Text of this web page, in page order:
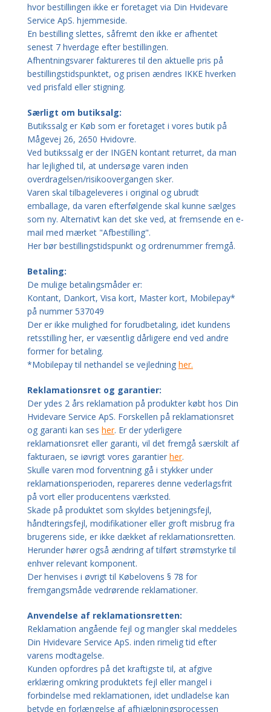
hvor bestillingen ikke er foretaget via Din Hvidevare
Service ApS. hjemmeside.
En bestilling slettes, såfremt den ikke er afhentet
senest 7 hverdage efter bestillingen.
Afhentningsvarer faktureres til den aktuelle pris på
bestillingstidspunktet, og prisen ændres IKKE hverken
ved prisfald eller stigning.
Særligt om butiksalg:
Butikssalg er Køb som er foretaget i vores butik på
Mågevej 26, 2650 Hvidovre.
Ved butikssalg er der INGEN kontant returret, da man
har lejlighed til, at undersøge varen inden
overdragelsen/risikoovergangen sker.
Varen skal tilbageleveres i original og ubrudt
emballage, da varen efterfølgende skal kunne sælges
som ny. Alternativt kan det ske ved, at fremsende en e-
mail med mærket "Afbestilling".
Her bør bestillingstidspunkt og ordrenummer fremgå.
Betaling:
De mulige betalingsmåder er:
Kontant, Dankort, Visa kort, Master kort, Mobilepay*
på nummer 537049
Der er ikke mulighed for forudbetaling, idet kundens
retsstilling her, er væsentlig dårligere end ved andre
former for betaling.
*Mobilepay til nethandel se vejledning her.
Reklamationsret og garantier:
Der ydes 2 års reklamation på produkter købt hos Din
Hvidevare Service ApS. Forskellen på reklamationsret
og garanti kan ses her. Er der yderligere
reklamationsret eller garanti, vil det fremgå særskilt af
fakturaen, se iøvrigt vores garantier her.
Skulle varen mod forventning gå i stykker under
reklamationsperioden, repareres denne vederlagsfrit
på vort eller producentens værksted.
Skade på produktet som skyldes betjeningsfejl,
håndteringsfejl, modifikationer eller groft misbrug fra
brugerens side, er ikke dækket af reklamationsretten.
Herunder hører også ændring af tilført strømstyrke til
enhver relevant komponent.
Der henvises i øvrigt til Købelovens § 78 for
fremgangsmåde vedrørende reklamationer.
Anvendelse af reklamationsretten:
Reklamation angående fejl og mangler skal meddeles
Din Hvidevare Service ApS. inden rimelig tid efter
varens modtagelse.
Kunden opfordres på det kraftigste til, at afgive
erklæring omkring produktets fejl eller mangel i
forbindelse med reklamationen, idet undladelse kan
betyde en forlængelse af afhjælpningsprocessen